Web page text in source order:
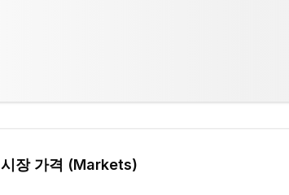
시장 가격 (Markets)